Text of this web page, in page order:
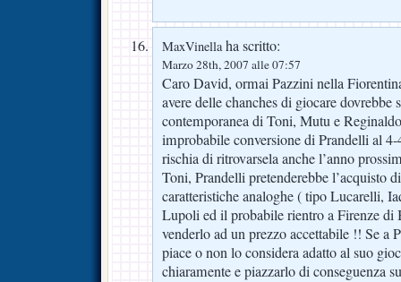
MaxVinellaha scritto:
Marzo 28th, 2007 alle 07:57
Caro David, ormai Pazzini nella
avere delle chanches di giocare dovrebbe
contemporanea di Toni, Mutu e
improbabile conversione di Prandelli al
rischia di ritrovarsela anche l’anno
Toni, Prandelli pretenderebbe l’acquisto
caratteristiche analoghe ( tipo Lucarelli,
Lupoli ed il probabile rientro a Firenze di
venderlo ad un prezzo accettabile !! Se a
piace o non lo considera adatto al suo
chiaramente e piazzarlo di conseguenza